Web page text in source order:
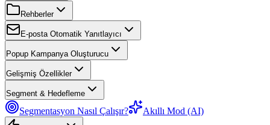
Rehberler
E-posta Otomatik Yanıtlayıcı
Popup Kampanya Oluşturucu
Gelişmiş Özellikler
Segment & Hedefleme
Segmentasyon Nasıl Çalışır? Akıllı Mod (AI)